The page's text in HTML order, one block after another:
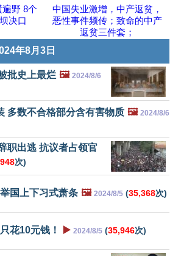
野 8个
决口
中国失业激增，中产返贫，
恶性事件频传；致命的中产
返贫三件套；
年8月3日
批史上最烂 🖼️ 2024/8/6
多数不合格部分含有害物质 🖼️ 2024/8/6
职出逃 抗议者占领官
次)
国上下习式萧条 🖼️ 2024/8/5 (35,368次)
花10元钱！ ▶️ 2024/8/5 (35,946次)